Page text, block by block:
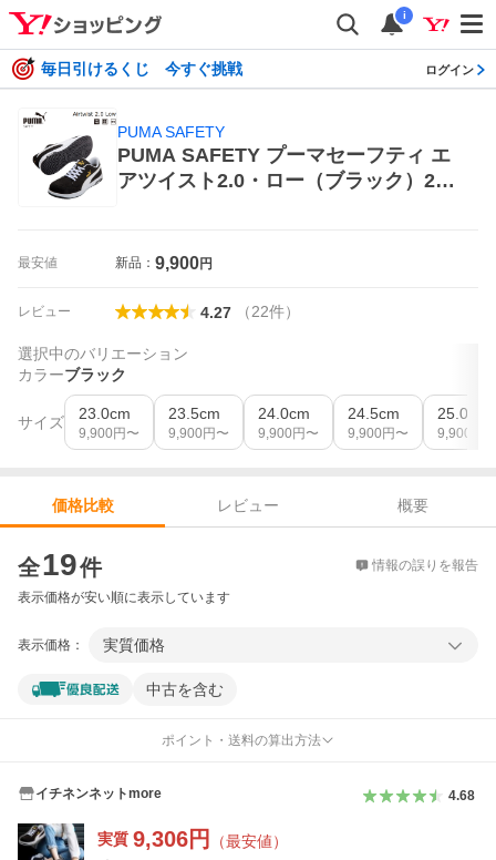
i
毎日引けるくじ 今すぐ挑戦 ログイン
PUMA SAFETY
PUMA SAFETY プーマセーフティ エ
アツイスト2.0・ロー（ブラック）29.
最安値 新品： 9,900円
レビュー 4.27 （22件）
選択中のバリエーション
カラーブラック
サイズ 23.0cm
9,900 円〜
23.5cm
9,900 円〜
24.0cm
9,900 円〜
24.5cm
9,900 円〜
25.0cm
9,900
価格比較 レビュー
概要
全19件 情報の誤りを報告
表示価格が安い順に表示しています
表示価格： 実質価格
中古を含む
ポイント・送料の算出方法
イチネンネットmore 4.68
実質 9,306円 （最安値）